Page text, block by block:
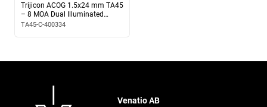
Trijicon ACOG 1.5x24 mm TA45
– 8 MOA Dual Illuminated
Amber 8 MOA Triangle Mount
TA45-C-400334
Venatio AB